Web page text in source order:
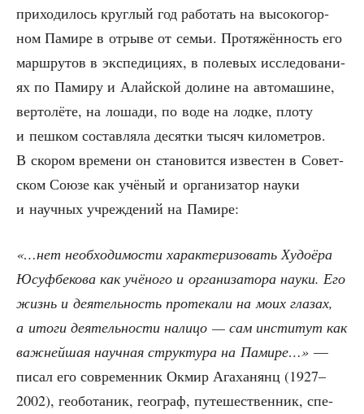
при­хо­ди­лось круг­лый год рабо­тать на высо­ко­гор­
ном Пами­ре в отры­ве от семьи. Про­тя­жён­ность его
марш­ру­тов в экс­пе­ди­ци­ях, в поле­вых иссле­до­ва­ни­
ях по Пами­ру и Алай­ской долине на авто­ма­шине,
вер­то­лё­те, на лоша­ди, по воде на лод­ке, пло­ту
и пеш­ком состав­ля­ла десят­ки тысяч кило­мет­ров.
В ско­ром вре­ме­ни он ста­но­вит­ся изве­стен в Совет­
ском Сою­зе как учё­ный и орга­ни­за­тор нау­ки
и науч­ных учре­жде­ний на Памире:
«…нет необ­хо­ди­мо­сти харак­те­ри­зо­вать Худо­ё­ра
Юсуф­бе­ко­ва как учё­но­го и орга­ни­за­то­ра нау­ки. Его
жизнь и дея­тель­ность про­те­ка­ли на моих гла­зах,
а ито­ги дея­тель­но­сти нали­цо — сам инсти­тут как
важ­ней­шая науч­ная струк­ту­ра на Пами­ре…» —
писал его совре­мен­ник Окмир Ага­ха­нянц (1927–
2002), гео­бо­та­ник, гео­граф, путе­ше­ствен­ник, спе­